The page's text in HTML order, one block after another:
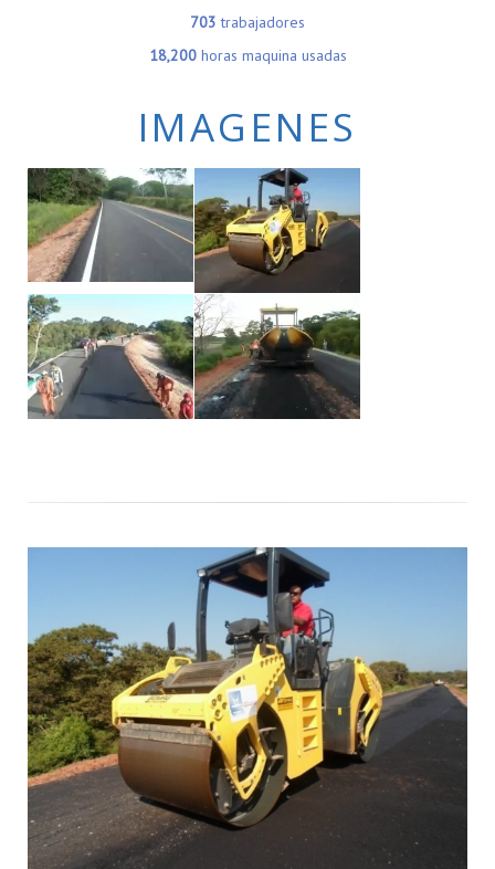
703 trabajadores
18,200horas maquina usadas
IMAGENES